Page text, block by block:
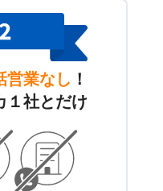
営業なし ！
１社とだけ